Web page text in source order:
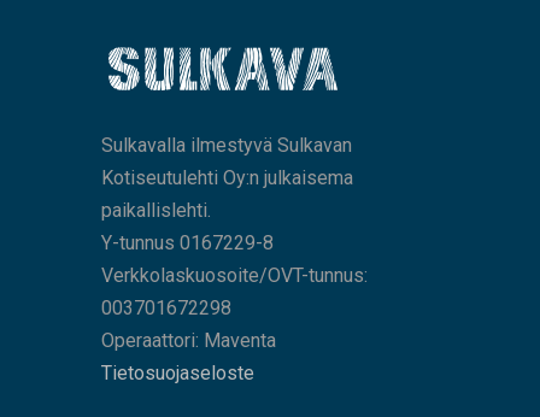
Sulkavalla ilmestyvä Sulkavan
Kotiseutulehti Oy:n julkaisema
paikallislehti.
Y-tunnus 0167229-8
Verkkolaskuosoite/OVT-tunnus:
003701672298
Operaattori: Maventa
Tietosuojaseloste